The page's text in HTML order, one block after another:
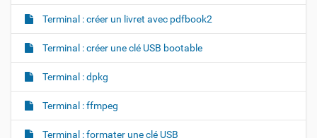
Terminal : créer un livret avec pdfbook2
Terminal : créer une clé USB bootable
Terminal : dpkg
Terminal : ffmpeg
Terminal : formater une clé USB